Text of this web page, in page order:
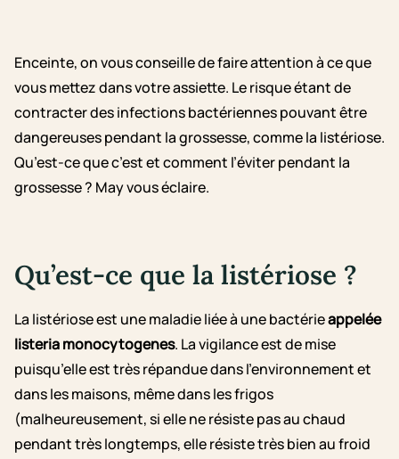
Enceinte, on vous conseille de faire attention à ce que
vous mettez dans votre assiette. Le risque étant de
contracter des infections bactériennes pouvant être
dangereuses pendant la grossesse, comme la listériose.
Qu’est-ce que c’est et comment l’éviter pendant la
grossesse ? May vous éclaire.
Qu’est-ce que la listériose ?
La listériose est une maladie liée à une bactérieappelée
listeria monocytogenes. La vigilance est de mise
puisqu’elle est très répandue dans l’environnement et
dans les maisons, même dans les frigos
(malheureusement, si elle ne résiste pas au chaud
pendant très longtemps, elle résiste très bien au froid